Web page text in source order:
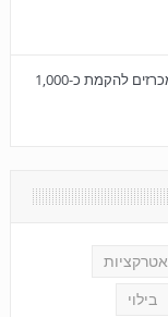
קריית גת ממשיכה להתרחב: שני מכרזים להקמת כ-1,000
אטרקציות
בילוי